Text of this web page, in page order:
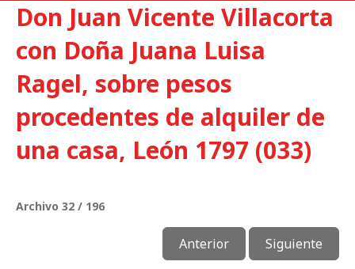
Don Juan Vicente Villacorta
con Doña Juana Luisa
Ragel, sobre pesos
procedentes de alquiler de
una casa, León 1797 (033)
Archivo 32 / 196
Anterior Siguiente